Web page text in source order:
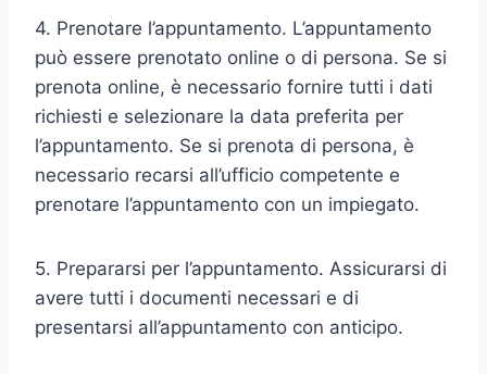
4. Prenotare l’appuntamento. L’appuntamento
può essere prenotato online o di persona. Se si
prenota online, è necessario fornire tutti i dati
richiesti e selezionare la data preferita per
l’appuntamento. Se si prenota di persona, è
necessario recarsi all’ufficio competente e
prenotare l’appuntamento con un impiegato.
5. Prepararsi per l’appuntamento. Assicurarsi di
avere tutti i documenti necessari e di
presentarsi all’appuntamento con anticipo.